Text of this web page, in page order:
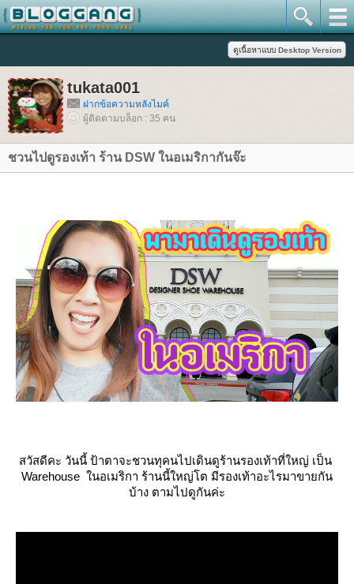
tukata001
ฝากข้อความหลังไมค์
ผู้ติดตามบล็อก : 35 คน
ชวนไปดูรองเท้า ร้าน DSW ในอเมริกากันจ๊ะ
สวัสดีคะ วันนี้ ป้าตาจะชวนทุคนไปเดินดูร้านรองเท้าที่ใหญ่ เป็น
Warehouse ในอเมริกา ร้านนี้ใหญ่โต มีรองเท้าอะไรมาขายกัน
บ้าง ตามไปดูกันค่ะ